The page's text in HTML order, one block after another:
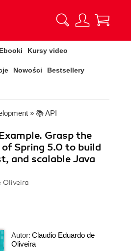
Ebooki Kursy video
Nowości Bestsellery
» 📚 API
Grasp the
Spring 5.0 to build
and scalable Java
Oliveira
Autor: Claudio Eduardo de
Oliveira